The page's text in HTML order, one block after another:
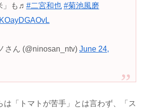
」も♬ #二宮和也 #菊池風磨
さん (@ninosan_ntv) June 24,
は「トマトが苦手」とは言わず、「ス